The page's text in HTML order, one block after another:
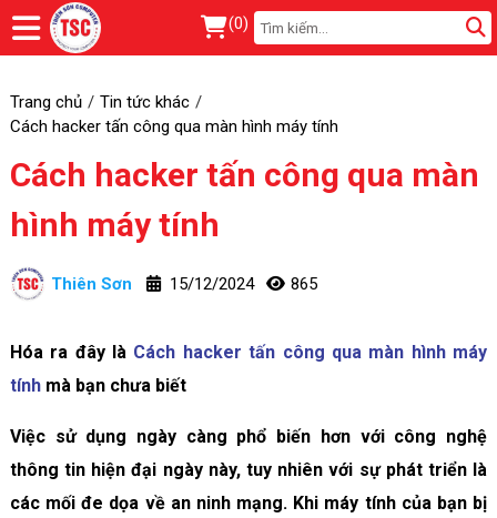
(0)
Trang chủ
Tin tức khác
Cách hacker tấn công qua màn hình máy tính
Cách hacker tấn công qua màn
hình máy tính
Thiên Sơn 15/12/2024 865
Hóa ra đây là Cách hacker tấn công qua màn hình máy
tínhmà bạn chưa biết
Việc sử dụng ngày càng phổ biến hơn với công nghệ
thông tin hiện đại ngày này, tuy nhiên với sự phát triển là
các mối đe dọa về an ninh mạng. Khi máy tính của bạn bị